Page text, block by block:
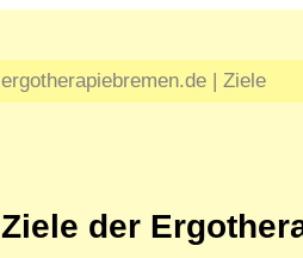
ergotherapiebremen.de | Ziele
Ziele der